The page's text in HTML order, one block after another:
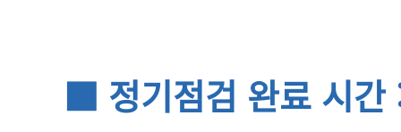
■ 정기점검 완료 시간